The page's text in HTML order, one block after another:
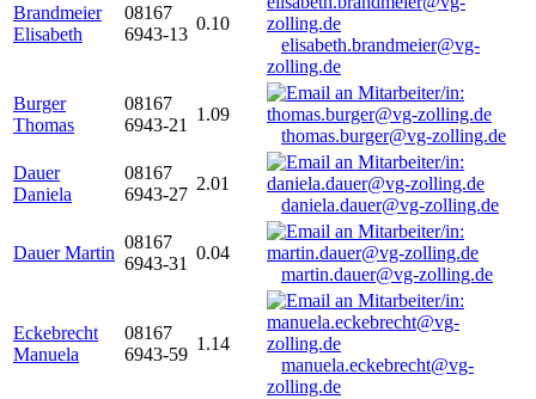
Brandmeier
Elisabeth
08167
6943-13
0.10
elisabeth.brandmeier@vg-
zolling.de
Burger
Thomas
08167
6943-21
1.09
thomas.burger@vg-zolling.de
Dauer
Daniela
08167
6943-27
2.01
daniela.dauer@vg-zolling.de
Dauer Martin
08167
6943-31
0.04
martin.dauer@vg-zolling.de
Eckebrecht
Manuela
08167
6943-59
1.14
manuela.eckebrecht@vg-
zolling.de